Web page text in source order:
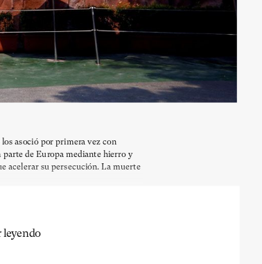
los asoció por primera vez con
parte de Europa mediante hierro y
acelerar su persecución. La muerte
leyendo